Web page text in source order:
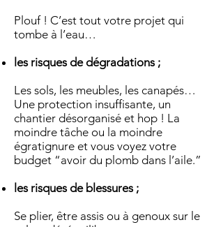
Plouf ! C’est tout votre projet qui
tombe à l’eau…
les risques de dégradations ;
Les sols, les meubles, les canapés…
Une protection insuffisante, un
chantier désorganisé et hop ! La
moindre tâche ou la moindre
égratignure et vous voyez votre
budget “avoir du plomb dans l’aile.”
les risques de blessures ;
Se plier, être assis ou à genoux sur le